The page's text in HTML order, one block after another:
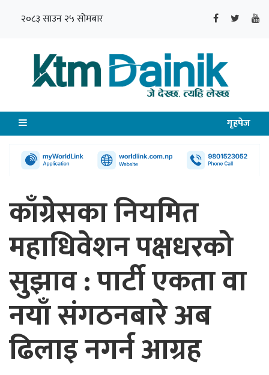
२०८३ साउन २५ सोमबार
गृहपेज
काँग्रेसका नियमित
महाधिवेशन पक्षधरको
सुझाव : पार्टी एकता वा
नयाँ संगठनबारे अब
ढिलाइ नगर्न आग्रह